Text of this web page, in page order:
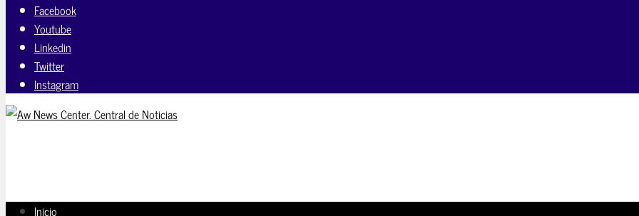
Facebook
Youtube
Linkedin
Twitter
Instagram
Inicio